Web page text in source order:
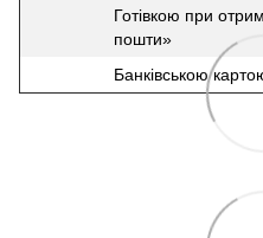
Готівкою при
пошти»
Банківською